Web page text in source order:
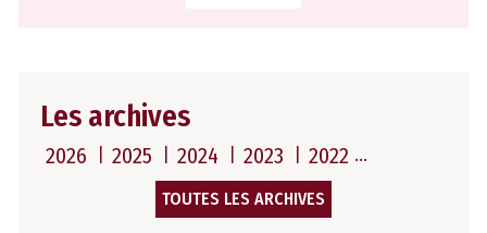
Les archives
2026 2025 2024 2023 2022
TOUTES LES ARCHIVES